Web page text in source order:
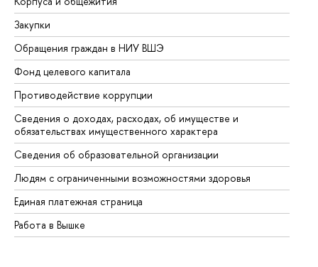
Закупки
Обращения граждан в НИУ ВШЭ
Фонд целевого капитала
Противодействие коррупции
Сведения о доходах, расходах, об имуществе и
обязательствах имущественного характера
Сведения об образовательной организации
Людям с ограниченными возможностями здоровья
Единая платежная страница
Работа в Вышке